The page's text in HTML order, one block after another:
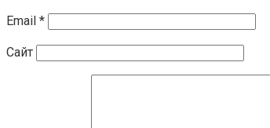
Email *
Сайт